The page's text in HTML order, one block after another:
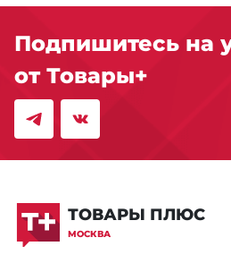
Подпишитесь на
от Товары+
ТОВАРЫ ПЛЮС
МОСКВА